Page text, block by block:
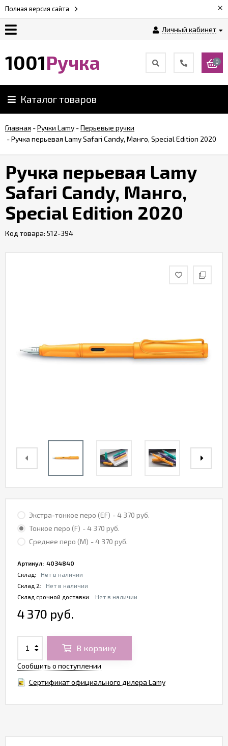
Полная версия сайта ×
Личный кабинет
Возврат
Обзоры
ручек
Контакты
1001Ручка 0
Каталог товаров
Главная -Ручки Lamy -Перьевые ручки
-Ручка перьевая Lamy Safari Candy, Манго, Special Edition 2020
Ручка перьевая Lamy
Safari Candy, Манго,
Special Edition 2020
Код товара: 512-394
Экстра-тонкое перо (EF) - 4 370 руб.
Тонкое перо (F) - 4 370 руб.
Среднее перо (M) - 4 370 руб.
Артикул: 4034840
Склад:
Нет в наличии
Склад 2:
Нет в наличии
Склад срочной доставки:
Нет в наличии
4 370 руб.
В корзину
Сообщить о поступлении
Сертификат официального дилера Lamy